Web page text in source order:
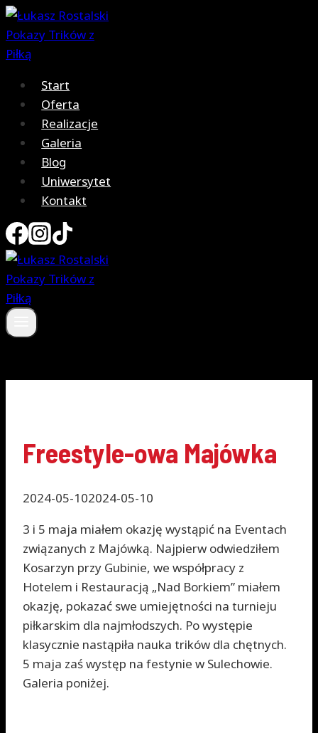
Przejdź
do
treści
Start
Oferta
Realizacje
Galeria
Blog
Uniwersytet
Kontakt
Freestyle-owa Majówka
2024-05-102024-05-10
3 i 5 maja miałem okazję wystąpić na Eventach
związanych z Majówką. Najpierw odwiedziłem
Kosarzyn przy Gubinie, we współpracy z
Hotelem i Restauracją „Nad Borkiem” miałem
okazję, pokazać swe umiejętności na turnieju
piłkarskim dla najmłodszych. Po występie
klasycznie nastąpiła nauka trików dla chętnych.
5 maja zaś występ na festynie w Sulechowie.
Galeria poniżej.